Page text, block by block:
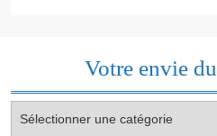
Votre envie
envie